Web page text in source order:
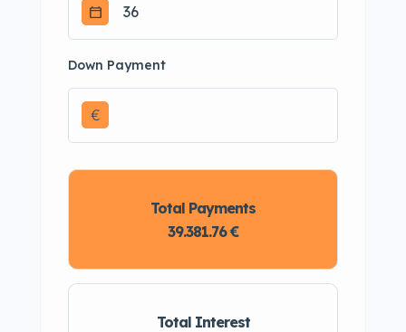
Down Payment
€
Total Interest
Total Payments
39.381.76 €